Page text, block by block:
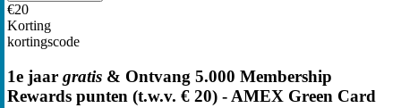
€20
Korting
kortingscode
1e jaar gratis & Ontvang 5.000 Membership
Rewards punten (t.w.v. € 20) - AMEX Green Card